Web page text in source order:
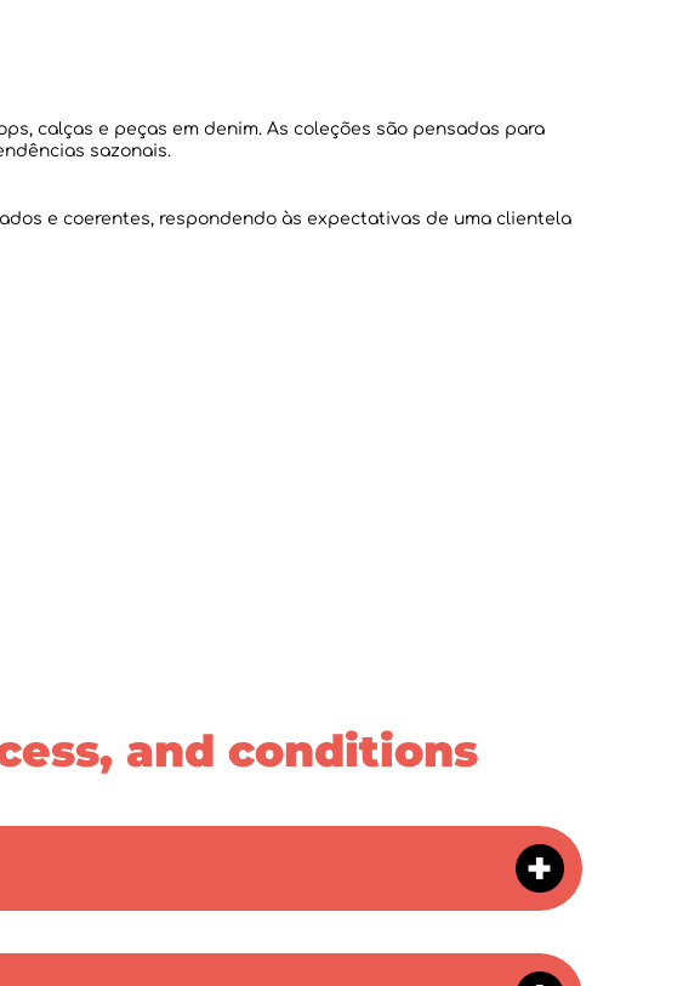
calças e peças em denim. As coleções são pensadas para
e coerentes, respondendo às expectativas de uma clientela
PZ DIFFUSION: commands, access, and conditions